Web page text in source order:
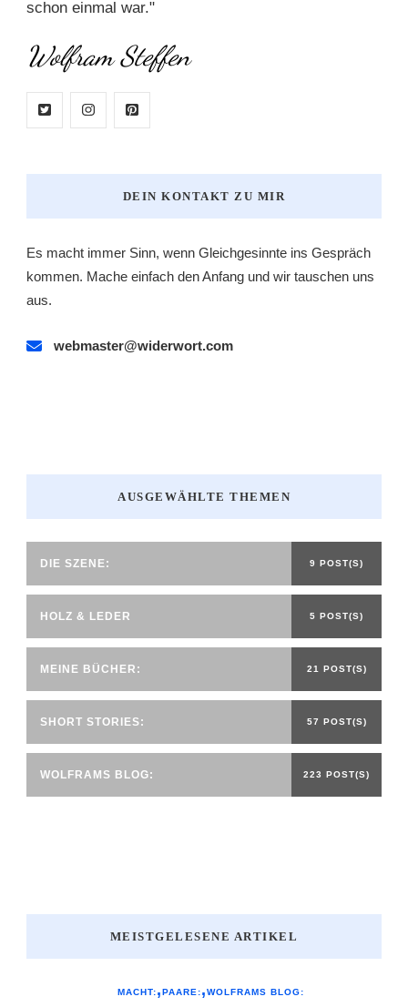
schon einmal war."
Wolfram Steffen
DEIN KONTAKT ZU MIR
Es macht immer Sinn, wenn Gleichgesinnte ins Gespräch
kommen. Mache einfach den Anfang und wir tauschen uns
aus.
webmaster@widerwort.com
AUSGEWÄHLTE THEMEN
DIE SZENE: 9 POST(S)
HOLZ & LEDER 5 POST(S)
MEINE BÜCHER: 21 POST(S)
SHORT STORIES: 57 POST(S)
WOLFRAMS BLOG: 223 POST(S)
MEISTGELESENE ARTIKEL
MACHT: PAARE: WOLFRAMS BLOG: